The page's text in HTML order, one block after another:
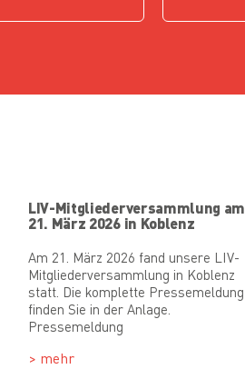
LIV-Mitgliederversammlung am
21. März 2026 in Koblenz
Am 21. März 2026 fand unsere LIV-
Mitgliederversammlung in Koblenz
statt. Die komplette Pressemeldung
finden Sie in der Anlage.
Pressemeldung
> mehr